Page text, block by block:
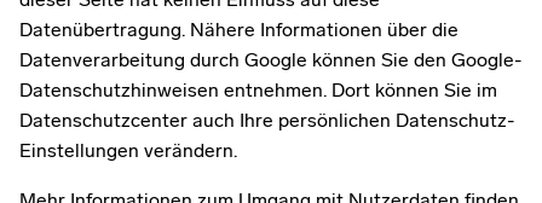
Datenübertragung. Nähere Informationen über die
Datenverarbeitung durch Google können Sie den Google-
Datenschutzhinweisen entnehmen. Dort können Sie im
Datenschutzcenter auch Ihre persönlichen Datenschutz-
Einstellungen verändern.